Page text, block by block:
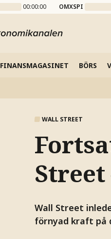
00:00:00 OMXSPI
FINANSMAGASINET BÖRS
WALL STREET
Wall Street
förnyad kraft på